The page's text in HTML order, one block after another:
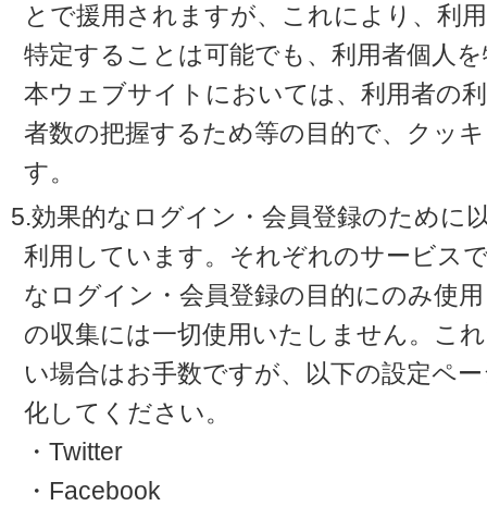
とで援用されますが、これにより、利
特定することは可能でも、利用者個人
本ウェブサイトにおいては、利用者の
者数の把握するため等の目的で、クッ
す。
5.効果的なログイン・会員登録のために
利用しています。それぞれのサービス
なログイン・会員登録の目的にのみ使
の収集には一切使用いたしません。こ
い場合はお手数ですが、以下の設定ペ
化してください。
・Twitter
・Facebook